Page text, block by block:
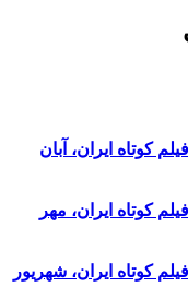
کوتاه ایران، آبان
کوتاه ایران، مهر
کوتاه ایران، شهریور